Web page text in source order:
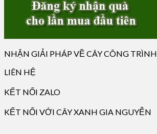
NHẬN GIẢI PHÁP VỀ CÂY CÔNG TRÌNH
LIÊN HỆ
KẾT NỐI ZALO
KẾT NỐI VỚI CÂY XANH GIA NGUYỄN